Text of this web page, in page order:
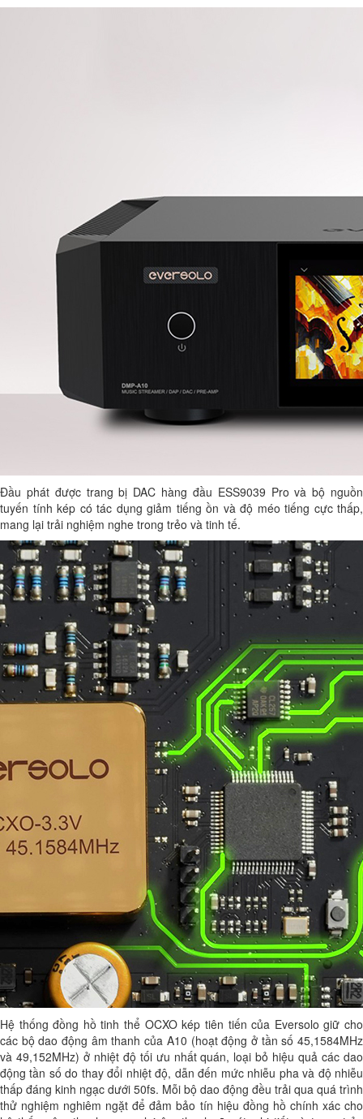
Đầu phát được trang bị DAC hàng đầu ESS9039 Pro và bộ nguồn
tuyến tính kép có tác dụng giảm tiếng ồn và độ méo tiếng cực thấp,
mang lại trải nghiệm nghe trong trẻo và tinh tế.
Hệ thống đồng hồ tinh thể OCXO kép tiên tiến của Eversolo giữ cho
các bộ dao động âm thanh của A10 (hoạt động ở tần số 45,1584MHz
và 49,152MHz) ở nhiệt độ tối ưu nhất quán, loại bỏ hiệu quả các dao
động tần số do thay đổi nhiệt độ, dẫn đến mức nhiễu pha và độ nhiễu
thấp đáng kinh ngạc dưới 50fs. Mỗi bộ dao động đều trải qua quá trình
thử nghiệm nghiêm ngặt để đảm bảo tín hiệu đồng hồ chính xác cho